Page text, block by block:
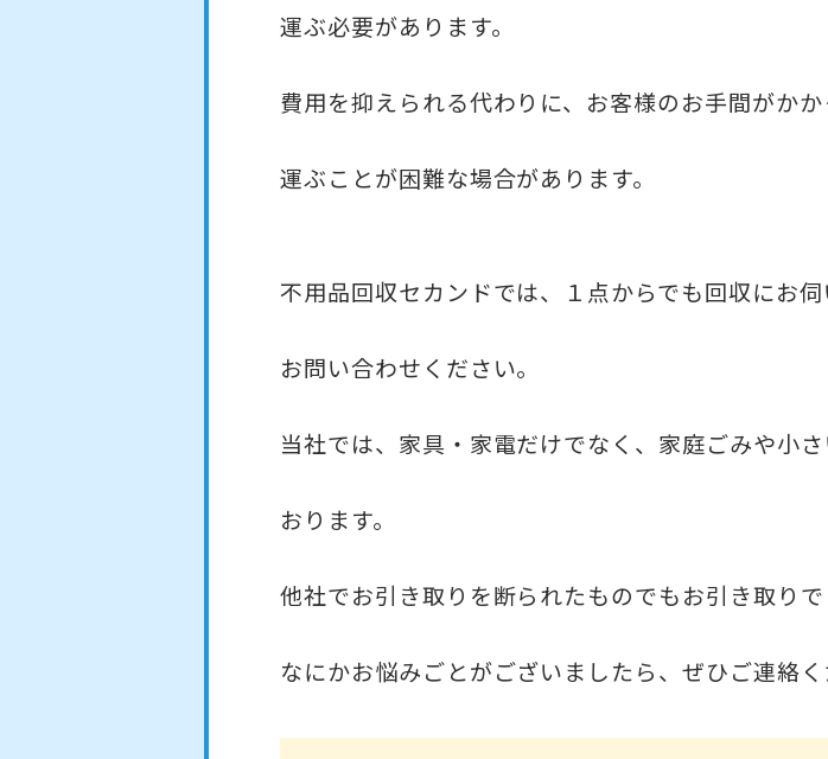
運ぶ必要があります。
費用を抑えられる代わりに、お客様のお手間がか
運ぶことが困難な場合があります。
不用品回収セカンドでは、１点からでも回収にお
お問い合わせください。
当社では、家具・家電だけでなく、家庭ごみや小
おります。
他社でお引き取りを断られたものでもお引き取りで
なにかお悩みごとがございましたら、ぜひご連絡く